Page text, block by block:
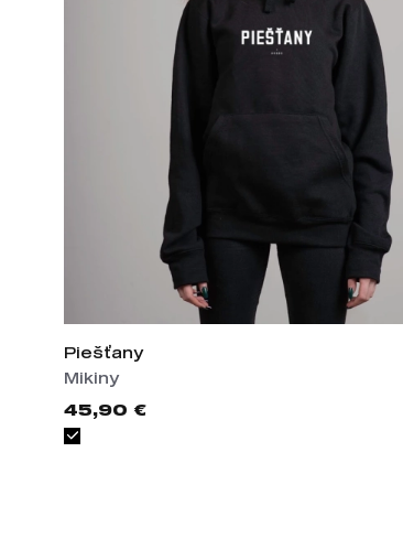
Piešťany
Mikiny
45,90 €